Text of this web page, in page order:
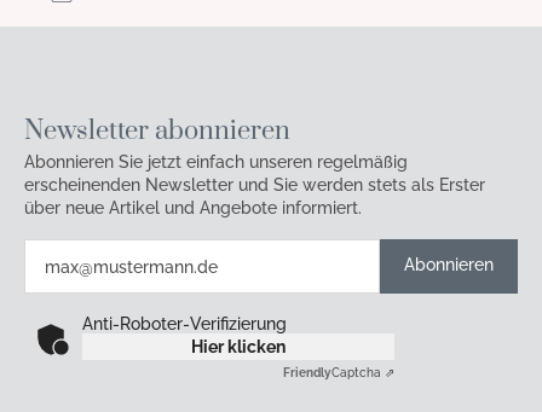
Newsletter abonnieren
Abonnieren Sie jetzt einfach unseren regelmäßig
erscheinenden Newsletter und Sie werden stets als Erster
über neue Artikel und Angebote informiert.
Abonnieren
Anti-Roboter-Verifizierung
Hier klicken
FriendlyCaptcha ⇗